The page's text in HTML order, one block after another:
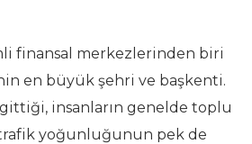
finansal merkezlerinden biri
en büyük şehri ve başkenti.
insanların genelde toplu
trafik yoğunluğunun pek de